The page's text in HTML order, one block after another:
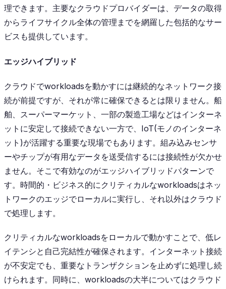
理できます。主要なクラウドプロバイダーは、データの取得
からライフサイクル全体の管理までを網羅した包括的なサー
ビスも提供しています。
エッジハイブリッド
クラウドでworkloadsを動かすには継続的なネットワーク接
続が前提ですが、それが常に確保できるとは限りません。船
舶、スーパーマーケット、一部の製造工場などはインターネ
ットに安定して接続できない一方で、IoT(モノのインターネ
ット)が活躍する重要な現場でもあります。組み込みセンサ
ーやチップが有用なデータを送受信するには接続性が欠かせ
ません。そこで有効なのがエッジハイブリッドパターンで
す。時間的・ビジネス的にクリティカルなworkloadsはネッ
トワークのエッジでローカルに実行し、それ以外はクラウド
で処理します。
クリティカルなworkloadsをローカルで動かすことで、低レ
イテンシと自己完結性が確保されます。インターネット接続
が不安定でも、重要なトランザクションを止めずに処理し続
けられます。同時に、workloadsの大半についてはクラウド